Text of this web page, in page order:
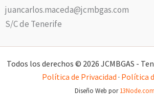
juancarlos.maceda@jcmbgas.com
S/C de Tenerife
Todos los derechos © 2026 JCMBGAS -
Política de Privacidad · Política
Diseño Web por13Node.com